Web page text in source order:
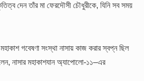
দেন তাঁর মা ফেরদৌসী চৌধুরীকে, যিনি সব সময়
গবেষণা সংস্থা নাসায় কাজ করার স্বপ্ন ছিল
নাসার মহাকাশযান অ্যাপোলো-১১–এর